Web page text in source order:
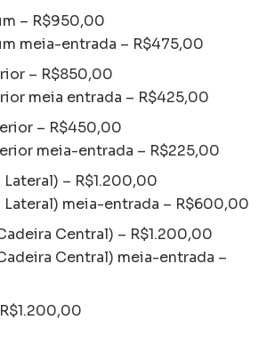
– R$950,00
meia-entrada – R$475,00
– R$850,00
meia entrada – R$425,00
– R$450,00
meia-entrada – R$225,00
Lateral) – R$1.200,00
Lateral) meia-entrada – R$600,00
Central) – R$1.200,00
Central) meia-entrada –